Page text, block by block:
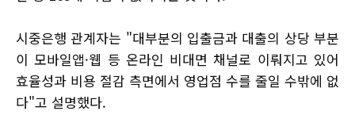
시중은행 관계자는 "대부분의 입출금과 대출의 상당 부분
이 모바일앱·웹 등 온라인 비대면 채널로 이뤄지고 있어
효율성과 비용 절감 측면에서 영업점 수를 줄일 수밖에 없
다"고 설명했다.